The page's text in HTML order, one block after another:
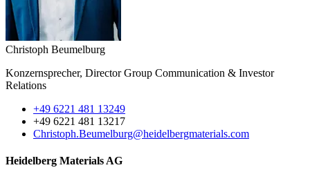
Christoph Beumelburg
Konzernsprecher, Director Group Communication & Investor
Relations
+49 6221 481 13249
+49 6221 481 13217
Christoph.Beumelburg​@heidelbergmaterials.com
Heidelberg Materials AG